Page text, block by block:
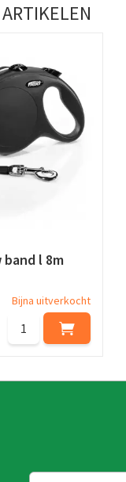
band l 8m
Bijna uitverkocht